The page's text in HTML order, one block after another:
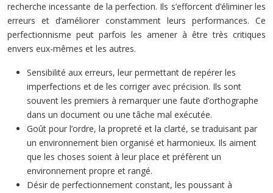
recherche incessante de la perfection. Ils s’efforcent d’éliminer les
erreurs et d’améliorer constamment leurs performances. Ce
perfectionnisme peut parfois les amener à être très critiques
envers eux-mêmes et les autres.
Sensibilité aux erreurs, leur permettant de repérer les
imperfections et de les corriger avec précision. Ils sont
souvent les premiers à remarquer une faute d’orthographe
dans un document ou une tâche mal exécutée.
Goût pour l’ordre, la propreté et la clarté, se traduisant par
un environnement bien organisé et harmonieux. Ils aiment
que les choses soient à leur place et préfèrent un
environnement propre et rangé.
Désir de perfectionnement constant, les poussant à